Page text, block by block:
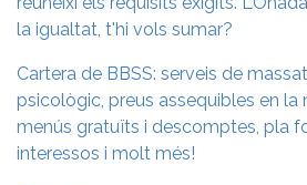
la igualtat, t'hi vols sumar?
Cartera de BBSS: serveis de
psicològic, preus assequibles en la
menús gratuïts i descomptes, pla
interessos i molt més!